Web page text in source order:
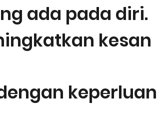
ada pada diri.
kesan